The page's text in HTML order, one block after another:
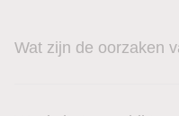
Wat zijn de oorzaken